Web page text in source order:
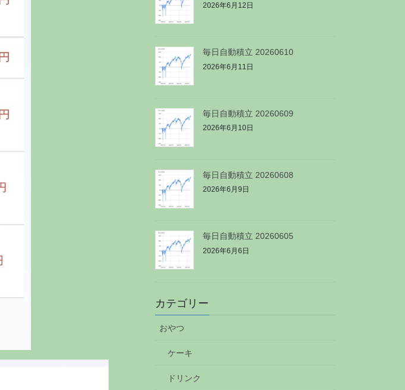
2026年6月12日
毎日自動積立 20260610
2026年6月11日
毎日自動積立 20260609
2026年6月10日
毎日自動積立 20260608
2026年6月9日
毎日自動積立 20260605
2026年6月6日
カテゴリー
おやつ
ケーキ
ドリンク